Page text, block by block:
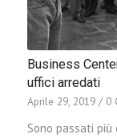
Business
uffici arredati
Aprile 29, 2019 / 0
Sono passati